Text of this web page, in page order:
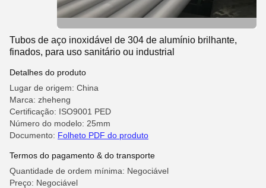
Tubos de aço inoxidável de 304 de alumínio brilhante,
finados, para uso sanitário ou industrial
Detalhes do produto
Lugar de origem: China
Marca: zheheng
Certificação: ISO9001 PED
Número do modelo: 25mm
Documento: Folheto PDF do produto
Termos do pagamento & do transporte
Quantidade de ordem mínima: Negociável
Preço: Negociável